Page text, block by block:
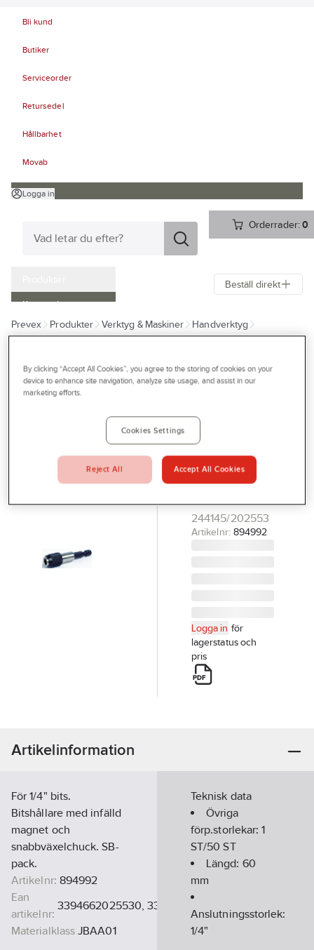
Bli kund
Butiker
Serviceorder
Retursedel
Hållbarhet
Movab
Logga in
Orderrader:0
Kampanjer
Outlet
Bli kund
Profilshop
Serviceverkstad
Företagsprofilering
Beställ direkt
Prevex Produkter Verktyg & Maskiner
Handverktyg
IRONSIDE
Ironside
1/4X60
SNABBCHUK
IRONSIDE
244145/202553
Artikelnr: 894992
Logga in för
lagerstatus och
pris
Artikelinformation
För 1/4" bits.
Bitshållare med infälld
magnet och
snabbväxelchuck. SB-
pack.
Artikelnr: 894992
Ean
artikelnr:
3394662025530, 3394662441453, 3394662441453
Materialklass JBAA01
Teknisk data
Övriga
förp.storlekar:1
ST/50 ST
Längd: 60
mm
Anslutningsstorlek:
1/4"
By clicking “Accept All Cookies”, you agree to the storing of cookies on your
device to enhance site navigation, analyze site usage, and assist in our
marketing efforts.
Cookies Settings
Reject All Accept All Cookies